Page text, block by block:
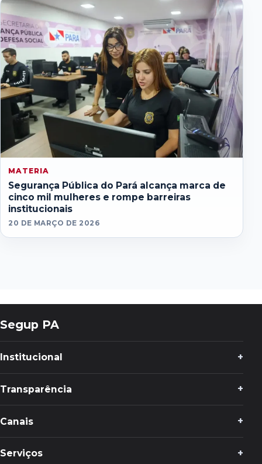
MATERIA
Segurança Pública do Pará alcança marca de
cinco mil mulheres e rompe barreiras
institucionais
20 DE MARÇO DE 2026
Segup PA
Institucional
Transparência
Canais
Serviços